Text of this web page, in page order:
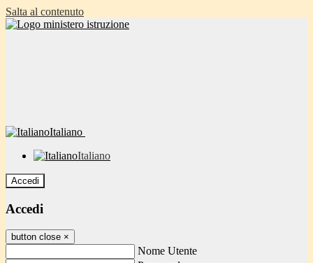
Salta al contenuto
Italiano
Italiano
Accedi
Accedi
button close ×
Nome Utente